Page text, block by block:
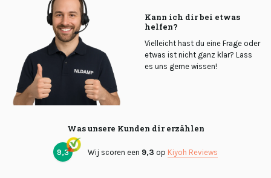
Kann ich dir bei etwas
helfen?
Vielleicht hast du eine Frage oder
etwas ist nicht ganz klar? Lass
es uns gerne wissen!
Was unsere Kunden dir erzählen
9,3 Wij scoren een 9,3 op Kiyoh Reviews